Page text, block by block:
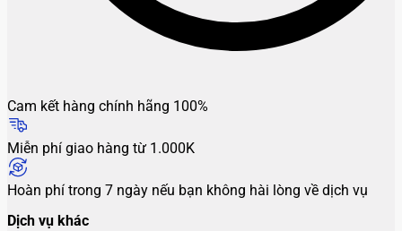
Cam kết hàng chính hãng 100%
Miễn phí giao hàng từ 1.000K
Hoàn phí trong 7 ngày nếu bạn không hài lòng về dịch vụ
Dịch vụ khác